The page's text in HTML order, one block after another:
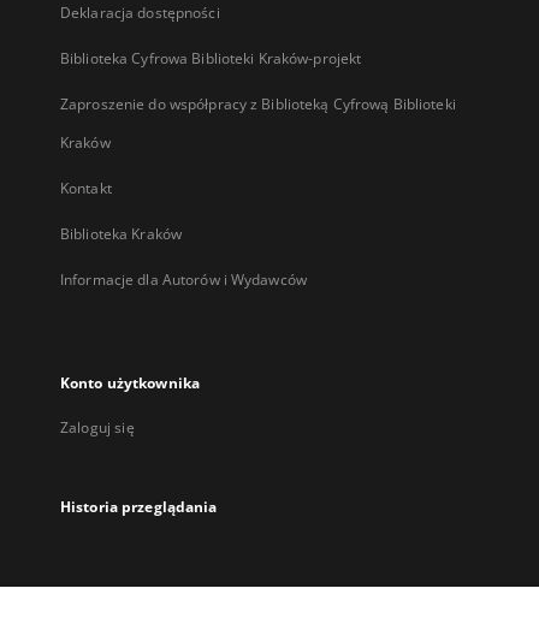
Deklaracja dostępności
Biblioteka Cyfrowa Biblioteki Kraków-projekt
Zaproszenie do współpracy z Biblioteką Cyfrową Biblioteki
Kraków
Kontakt
Biblioteka Kraków
Informacje dla Autorów i Wydawców
Konto użytkownika
Zaloguj się
Historia przeglądania